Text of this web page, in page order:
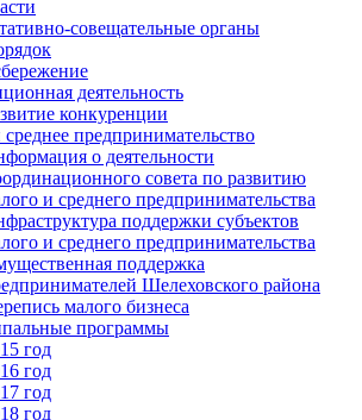
совещательные органы
деятельность
конкуренции
предпринимательство
о деятельности
совета по развитию
и среднего предпринимательства
поддержки субъектов
и среднего предпринимательства
поддержка
Шелеховского района
малого бизнеса
программы
год
год
год
год